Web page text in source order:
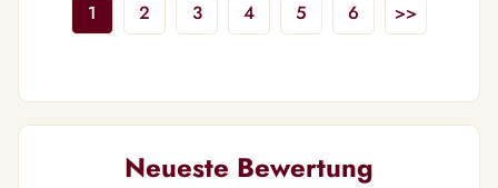
1 2 3 4 5 6 >>
Neueste Bewertung